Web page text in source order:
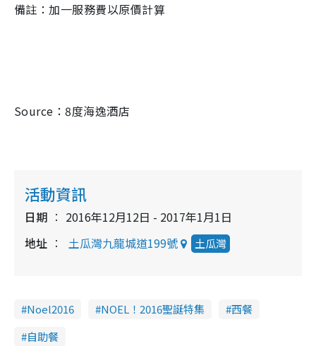
備註：加一服務費以原價計算
Source ：8度海逸酒店
活動資訊
日期
2016年12月12日 - 2017年1月1日
地址
土瓜灣九龍城道199號 土瓜灣
Noel2016 NOEL！2016聖誕特集
西餐
自助餐